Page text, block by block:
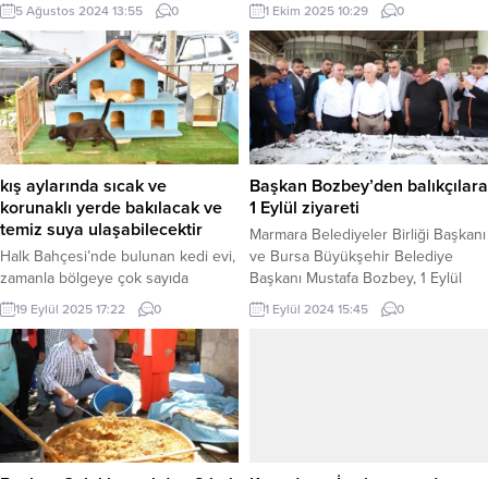
uluslararası organizasyonlarda 3
bronz ve 1 gümüş madalya
toplayarak Sakarya’ya büyük bir
gurur yaşattı. SAKARYA (İGFA) –
Sakarya Büyükşehir Belediyesi
Spor Kulübü Yağlı Güreş Takımı
ulusal ve uluslararası
müsabakalarda ülkemizi ve
Sakarya’ya önemli başarılar...
5 Ağustos 2024 13:55 0
altyapı, asfalt ve peyzaj çalışmalarını
inceleyerek başladı. İZMİR (İGFA) –
Vatandaşlarla sohbet eden Eşki,
çalışmalarda yaya kaldırımlarının
genişletildiğini, refüj ve
düzenlemelerle konforlu ulaşım
hedeflendiğini söyledi. Çalışmaların
Pınarbaşı başta olmak üzere birçok
noktada sürdüğünü vurguladı.
Bornova...
1 Ekim 2025 10:29 0
kış aylarında sıcak ve
korunaklı yerde bakılacak ve
temiz suya ulaşabilecektir
Halk Bahçesi’nde bulunan kedi evi,
zamanla bölgeye çok sayıda
kedinin kontrolsüz şekilde
bırakılmasına yol açmıştır. Bu
durum; kediler arasında
hastalıkların yayılmasına, alanın
caddeye yakın olması sebebiyle
trafik kazası risklerinin artmasına ve
çevrede parazitlerin çoğalmasına
neden olmuştur. Bu nedenlerle
mevcut kedi evimiz taşınmıştır.
19 Eylül 2025 17:22 0
Başkan Bozbey’den balıkçılara
1 Eylül ziyareti
Marmara Belediyeler Birliği Başkanı
ve Bursa Büyükşehir Belediye
Başkanı Mustafa Bozbey, 1 Eylül
itibariyle denizlerde av yasağının
kalkması dolayısıyla Bursa Su
ayrılan Bursalı...
1 Eylül 2024 15:45 0